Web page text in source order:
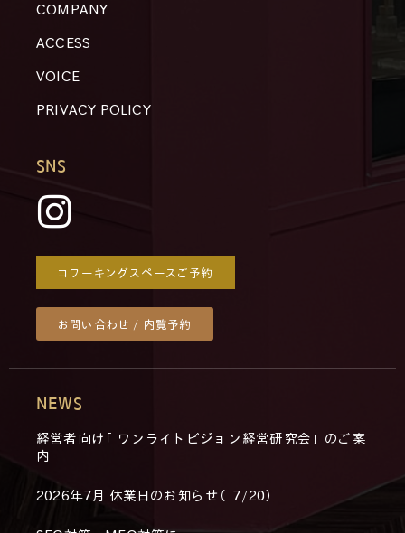
COMPANY
ACCESS
VOICE
PRIVACY POLICY
SNS
コワーキングスペースご予約
お問い合わせ / 内覧予約
NEWS
経営者向け「ワンライトビジョン経営研究会」のご案
内
2026年7月 休業日のお知らせ（7/20）